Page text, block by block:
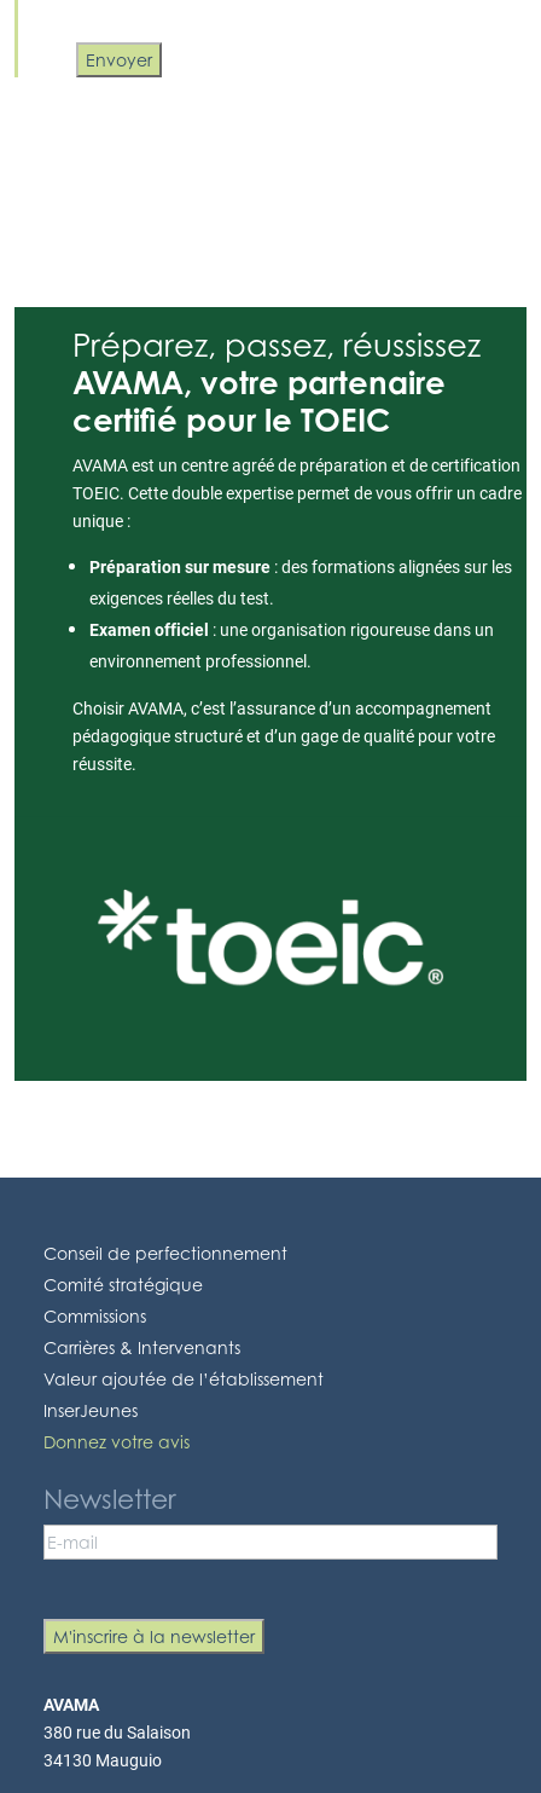
Envoyer
Préparez, passez, réussissez
AVAMA, votre partenaire
certifié pour le TOEIC
AVAMA est un centre agréé de préparation et de certification
TOEIC. Cette double expertise permet de vous offrir un cadre
unique :
Préparation sur mesure : des formations alignées sur les
exigences réelles du test.
Examen officiel : une organisation rigoureuse dans un
environnement professionnel.
Choisir AVAMA, c’est l’assurance d’un accompagnement
pédagogique structuré et d’un gage de qualité pour votre
réussite.
Conseil de perfectionnement
Comité stratégique
Commissions
Carrières & Intervenants
Valeur ajoutée de l’établissement
InserJeunes
Donnez votre avis
Newsletter
Email(Nécessaire)
M'inscrire à la newsletter
AVAMA
380 rue du Salaison
34130 Mauguio